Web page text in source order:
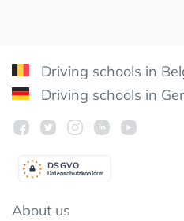
Driving schools in
Driving schools in
Datenschutzkonform
DSGVO
About us